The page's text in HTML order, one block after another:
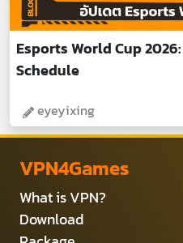
Esports World Cup
Schedule
eyeyixing
VPN4Games
What is VPN?
Download